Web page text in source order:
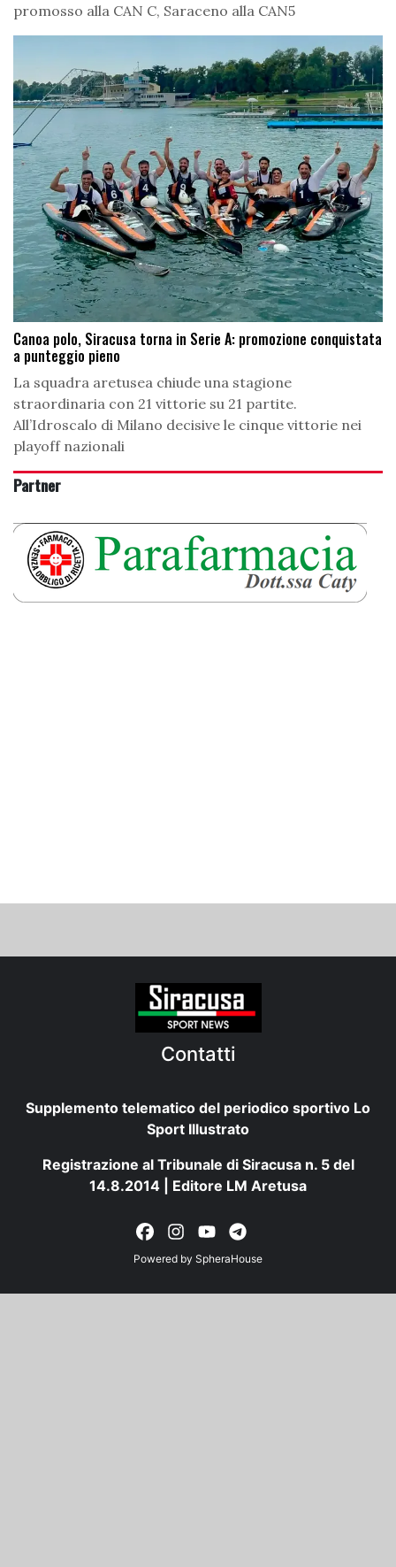
promosso alla CAN C, Saraceno alla CAN5
Canoa polo, Siracusa torna in Serie A: promozione conquistata
a punteggio pieno
La squadra aretusea chiude una stagione
straordinaria con 21 vittorie su 21 partite.
All’Idroscalo di Milano decisive le cinque vittorie nei
playoff nazionali
Partner
Contatti
Supplemento telematico del periodico sportivo Lo
Sport Illustrato
Registrazione al Tribunale di Siracusa n. 5 del
14.8.2014 | Editore LM Aretusa
Powered by SpheraHouse